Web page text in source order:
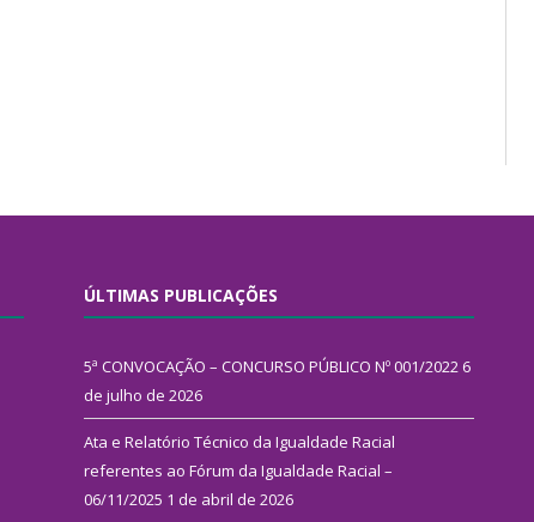
ÚLTIMAS PUBLICAÇÕES
5ª CONVOCAÇÃO – CONCURSO PÚBLICO Nº 001/2022 6
de julho de 2026
Ata e Relatório Técnico da Igualdade Racial
referentes ao Fórum da Igualdade Racial –
06/11/2025 1 de abril de 2026